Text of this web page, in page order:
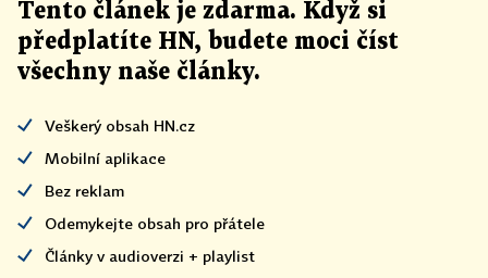
Tento článek je zdarma. Když si
předplatíte HN, budete moci číst
všechny naše články.
Veškerý obsah HN.cz
Mobilní aplikace
Bez reklam
Odemykejte obsah pro přátele
Články v audioverzi + playlist